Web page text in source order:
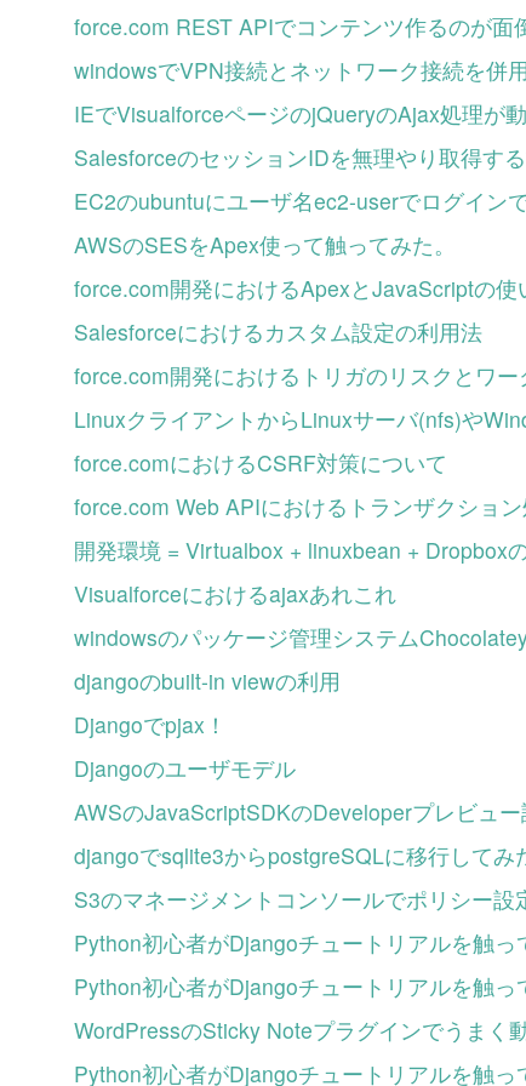
force.com REST APIでコンテンツ作るのが面
windowsでVPN接続とネットワーク接続を併
IEでVisualforceページのjQueryのAjax処理が
SalesforceのセッションIDを無理やり取得す
EC2のubuntuにユーザ名ec2-userでログイン
AWSのSESをApex使って触ってみた。
force.com開発におけるApexとJavaScriptの使
Salesforceにおけるカスタム設定の利用法
force.com開発におけるトリガのリスクとワ
LinuxクライアントからLinuxサーバ(nfs)や
force.comにおけるCSRF対策について
force.com Web APIにおけるトランザクショ
開発環境 = Virtualbox + linuxbean + Dropbox
Visualforceにおけるajaxあれこれ
windowsのパッケージ管理システムChocolatey
djangoのbuilt-in viewの利用
Djangoでpjax！
Djangoのユーザモデル
AWSのJavaScriptSDKのDeveloperプレビュ
djangoでsqlite3からpostgreSQLに移行してみ
S3のマネージメントコンソールでポリシー
Python初心者がDjangoチュートリアルを触っ
Python初心者がDjangoチュートリアルを触っ
WordPressのSticky Noteプラグインでうまく
Python初心者がDjangoチュートリアルを触っ